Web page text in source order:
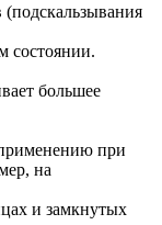
(подскальзывания
состоянии.
большее
при
на
и замкнутых